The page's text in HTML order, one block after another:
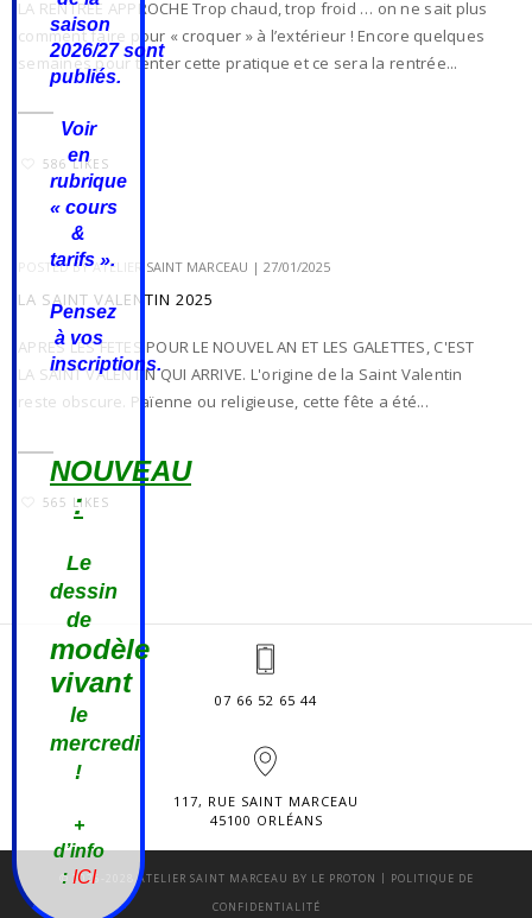
LA RENTREE APPROCHE Trop chaud, trop froid … on ne sait plus
comment faire pour « croquer » à l’extérieur ! Encore quelques
semaines pour tenter cette pratique et ce sera la rentrée...
586 LIKES
POSTED BYATELIER SAINT MARCEAU | 27/01/2025
LA SAINT VALENTIN 2025
APRES LES FETES POUR LE NOUVEL AN ET LES GALETTES, C'EST
LA SAINT VALENTIN QUI ARRIVE. L'origine de la Saint Valentin
reste obscure. Païenne ou religieuse, cette fête a été...
565 LIKES
07 66 52 65 44
117, RUE SAINT MARCEAU
45100 ORLÉANS
© 2026-2028 ATELIER SAINT MARCEAU BY LE PROTON | POLITIQUE DE
CONFIDENTIALITÉ
saison
2026/27sont
publiés.
Voir
en
rubrique
« cours
&
tarifs ».
Pensez
à vos
inscriptions.
NOUVEAU
:
Le
dessin
de
modèle
vivant
le
mercredi
!
+
d’info
: ICI